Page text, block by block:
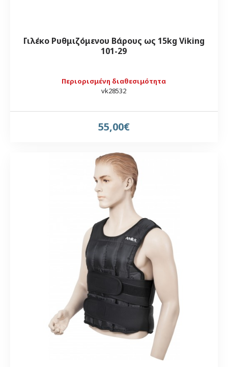
Περιορισμένη διαθεσιμότητα
vk28532
Γιλέκο Ρυθμιζόμενου Βάρους ως 15kg Viking
101-29
55,00€